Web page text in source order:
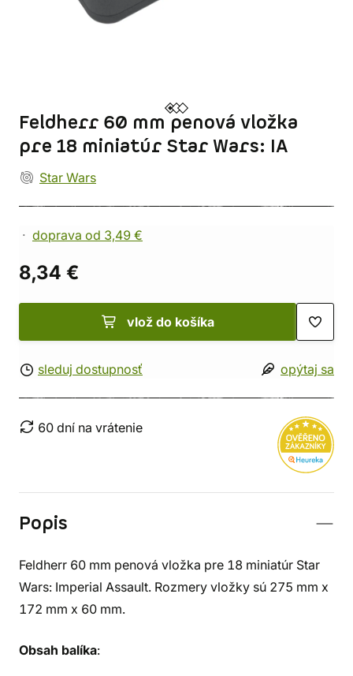
Feldherr 60 mm penová vložka
pre 18 miniatúr Star Wars: IA
Star Wars
doprava od 3,49 €
8,34 €
vlož do košíka
sleduj dostupnosť opýtaj sa
60 dní na vrátenie
Popis
Feldherr 60 mm penová vložka pre 18 miniatúr Star
Wars: Imperial Assault. Rozmery vložky sú 275 mm x
172 mm x 60 mm.
Obsah balíka: